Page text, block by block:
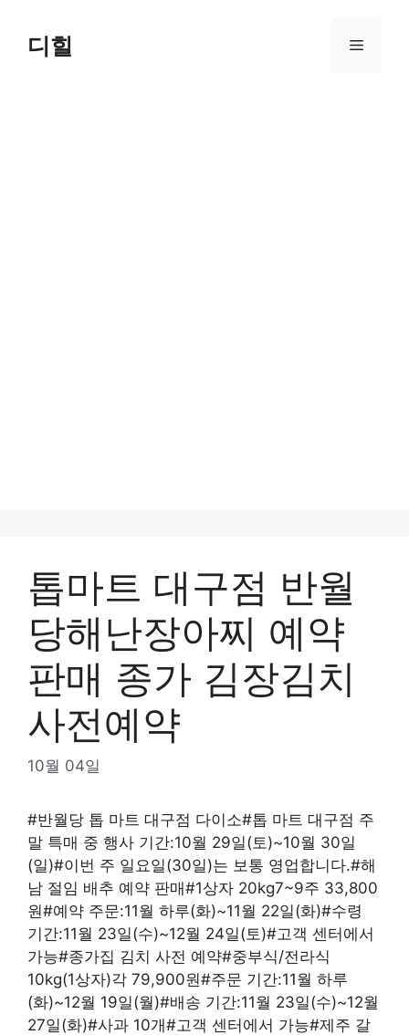
content디힐 Menu
톱마트 대구점 반월
당해난장아찌 예약
판매 종가 김장김치
사전예약
10월 04일
#반월당 톱 마트 대구점 다이소#톱 마트 대구점 주
말 특매 중 행사 기간:10월 29일(토)~10월 30일
(일)#이번 주 일요일(30일)는 보통 영업합니다.#해
남 절임 배추 예약 판매#1상자 20kg7~9주 33,800
원#예약 주문:11월 하루(화)~11월 22일(화)#수령
기간:11월 23일(수)~12월 24일(토)#고객 센터에서
가능#종가집 김치 사전 예약#중부식/전라식
10kg(1상자)각 79,900원#주문 기간:11월 하루
(화)~12월 19일(월)#배송 기간:11월 23일(수)~12월
27일(화)#사과 10개#고객 센터에서 가능#제주 갈